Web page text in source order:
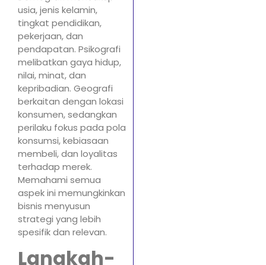
usia, jenis kelamin,
tingkat pendidikan,
pekerjaan, dan
pendapatan. Psikografi
melibatkan gaya hidup,
nilai, minat, dan
kepribadian. Geografi
berkaitan dengan lokasi
konsumen, sedangkan
perilaku fokus pada pola
konsumsi, kebiasaan
membeli, dan loyalitas
terhadap merek.
Memahami semua
aspek ini memungkinkan
bisnis menyusun
strategi yang lebih
spesifik dan relevan.
Langkah-